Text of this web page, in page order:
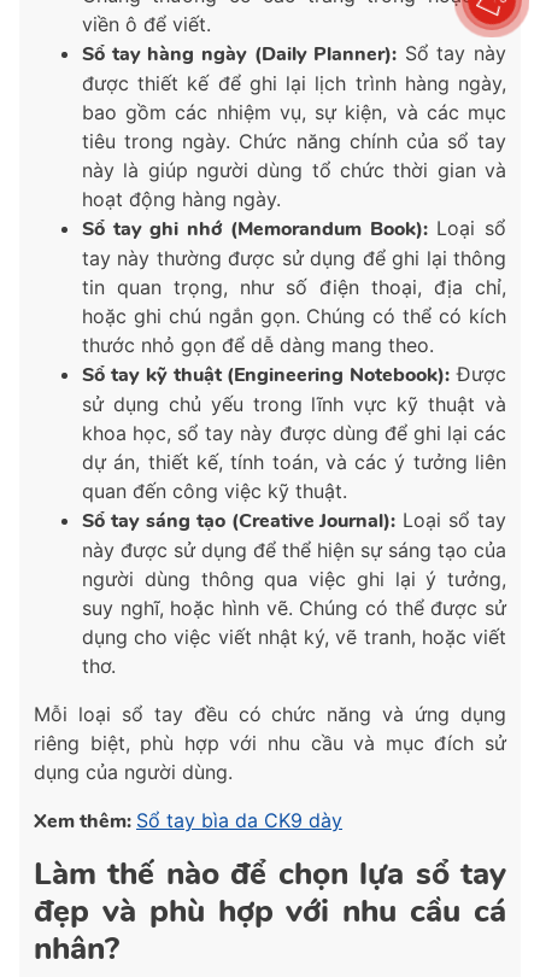
viền ô để viết.
Sổ tay hàng ngày (Daily Planner): Sổ tay này
được thiết kế để ghi lại lịch trình hàng ngày,
bao gồm các nhiệm vụ, sự kiện, và các mục
tiêu trong ngày. Chức năng chính của sổ tay
này là giúp người dùng tổ chức thời gian và
hoạt động hàng ngày.
Sổ tay ghi nhớ (Memorandum Book):Loại sổ
tay này thường được sử dụng để ghi lại thông
tin quan trọng, như số điện thoại, địa chỉ,
hoặc ghi chú ngắn gọn. Chúng có thể có kích
thước nhỏ gọn để dễ dàng mang theo.
Sổ tay kỹ thuật (Engineering Notebook): Được
sử dụng chủ yếu trong lĩnh vực kỹ thuật và
khoa học, sổ tay này được dùng để ghi lại các
dự án, thiết kế, tính toán, và các ý tưởng liên
quan đến công việc kỹ thuật.
Sổ tay sáng tạo (Creative Journal): Loại sổ tay
này được sử dụng để thể hiện sự sáng tạo của
người dùng thông qua việc ghi lại ý tưởng,
suy nghĩ, hoặc hình vẽ. Chúng có thể được sử
dụng cho việc viết nhật ký, vẽ tranh, hoặc viết
thơ.
Mỗi loại sổ tay đều có chức năng và ứng dụng
riêng biệt, phù hợp với nhu cầu và mục đích sử
dụng của người dùng.
Xem thêm: Sổ tay bìa da CK9 dày
Làm thế nào để chọn lựa sổ tay
đẹp và phù hợp với nhu cầu cá
nhân?